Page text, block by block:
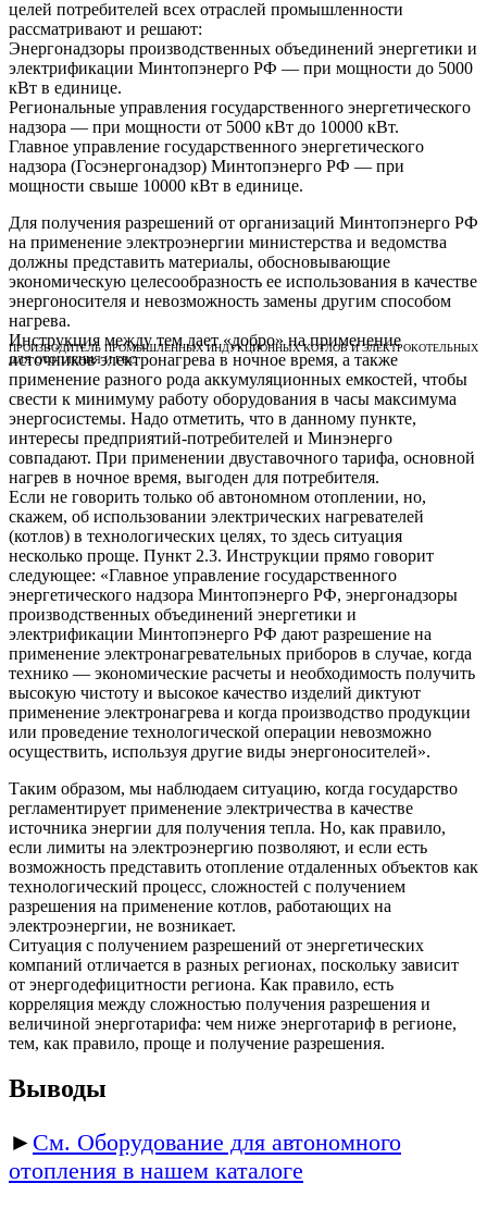
ПРОИЗВОДИТЕЛЬ ПРОМЫШЛЕННЫХ ИНДУКЦИОННЫХ КОТЛОВ И ЭЛЕКТРОКОТЕЛЬНЫХ
ДЛЯ ОТОПЛЕНИЯ И ГВС
целей потребителей всех отраслей промышленности
рассматривают и решают:
Энергонадзоры производственных объединений энергетики и
электрификации Минтопэнерго РФ — при мощности до 5000
кВт в единице.
Региональные управления государственного энергетического
надзора — при мощности от 5000 кВт до 10000 кВт.
Главное управление государственного энергетического
надзора (Госэнергонадзор) Минтопэнерго РФ — при
мощности свыше 10000 кВт в единице.
Для получения разрешений от организаций Минтопэнерго РФ
на применение электроэнергии министерства и ведомства
должны представить материалы, обосновывающие
экономическую целесообразность ее использования в качестве
энергоносителя и невозможность замены другим способом
нагрева.
Инструкция между тем дает «добро» на применение
источников электронагрева в ночное время, а также
применение разного рода аккумуляционных емкостей, чтобы
свести к минимуму работу оборудования в часы максимума
энергосистемы. Надо отметить, что в данному пункте,
интересы предприятий-потребителей и Минэнерго
совпадают. При применении двуставочного тарифа, основной
нагрев в ночное время, выгоден для потребителя.
Если не говорить только об автономном отоплении, но,
скажем, об использовании электрических нагревателей
(котлов) в технологических целях, то здесь ситуация
несколько проще. Пункт 2.3. Инструкции прямо говорит
следующее: «Главное управление государственного
энергетического надзора Минтопэнерго РФ, энергонадзоры
производственных объединений энергетики и
электрификации Минтопэнерго РФ дают разрешение на
применение электронагревательных приборов в случае, когда
технико — экономические расчеты и необходимость получить
высокую чистоту и высокое качество изделий диктуют
применение электронагрева и когда производство продукции
или проведение технологической операции невозможно
осуществить, используя другие виды энергоносителей».
Таким образом, мы наблюдаем ситуацию, когда государство
регламентирует применение электричества в качестве
источника энергии для получения тепла. Но, как правило,
если лимиты на электроэнергию позволяют, и если есть
возможность представить отопление отдаленных объектов как
технологический процесс, сложностей с получением
разрешения на применение котлов, работающих на
электроэнергии, не возникает.
Ситуация с получением разрешений от энергетических
компаний отличается в разных регионах, поскольку зависит
от энергодефицитности региона. Как правило, есть
корреляция между сложностью получения разрешения и
величиной энерготарифа: чем ниже энерготариф в регионе,
тем, как правило, проще и получение разрешения.
Выводы
► См. Оборудование для автономного
отопления в нашем каталоге